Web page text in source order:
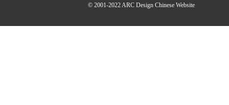
© 2001-2022ARC Design Chinese Website